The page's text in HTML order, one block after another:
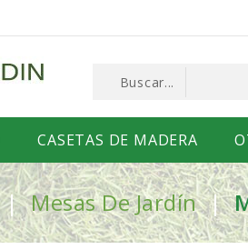
CASETAS DE MADERA
Mesas De Jardín